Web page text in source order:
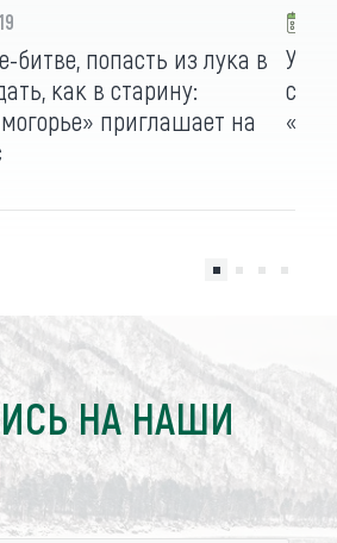
битве, попасть из лука в
как в старину:
приглашает на
НА НАШИ